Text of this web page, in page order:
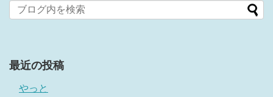
最近の投稿
やっと